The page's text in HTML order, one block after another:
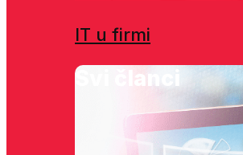
IT u firmi
Svi članci